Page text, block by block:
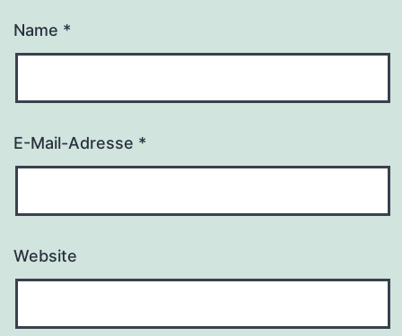
Name *
E-Mail-Adresse *
Website